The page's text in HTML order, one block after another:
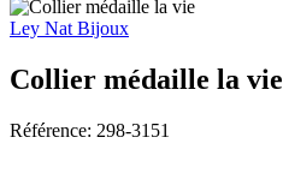
Ley Nat Bijoux
Collier médaille la vie
Référence: 298-3151